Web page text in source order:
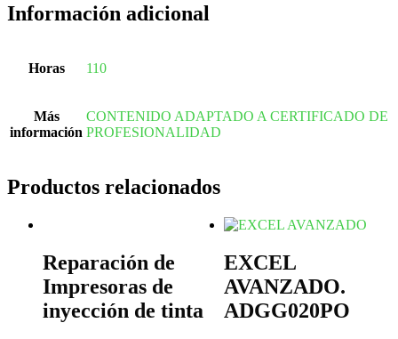
Información adicional
Horas 110
Más
información
CONTENIDO ADAPTADO A CERTIFICADO DE
PROFESIONALIDAD
Productos relacionados
Reparación de
Impresoras de
inyección de tinta
EXCEL
AVANZADO.
ADGG020PO